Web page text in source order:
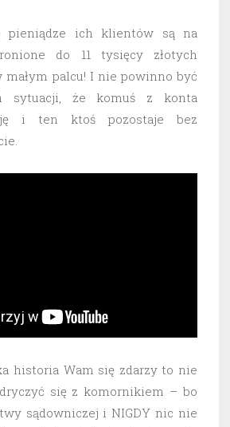
pieniądze ich klientów są na
do 11 tysięcy złotych
palcu! I nie powinno być
sytuacji, że komuś z konta
i ten ktoś pozostaje bez
historia Wam się zdarzy to nie
się z komornikiem – bo
sądowniczej i NIGDY nic nie